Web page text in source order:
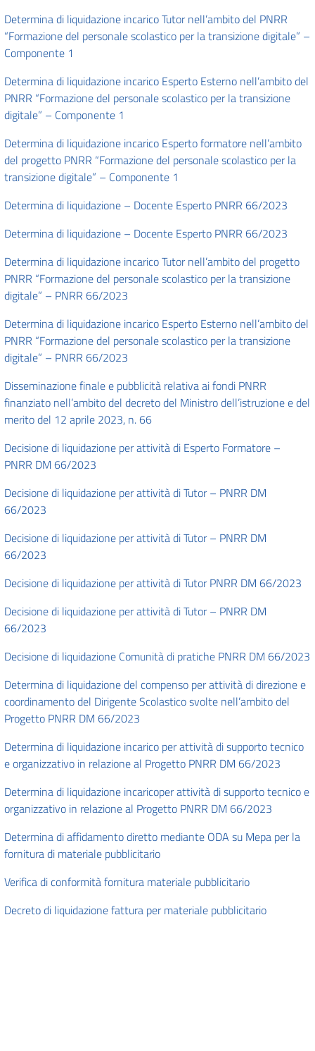
Determina di liquidazione incarico Tutor nell’ambito del PNRR
“Formazione del personale scolastico per la transizione digitale” –
Componente 1
Determina di liquidazione incarico Esperto Esterno nell’ambito del
PNRR “Formazione del personale scolastico per la transizione
digitale” – Componente 1
Determina di liquidazione incarico Esperto formatore nell’ambito
del progetto PNRR “Formazione del personale scolastico per la
transizione digitale” – Componente 1
Determina di liquidazione – Docente Esperto PNRR 66/2023
Determina di liquidazione – Docente Esperto PNRR 66/2023
Determina di liquidazione incarico Tutor nell’ambito del progetto
PNRR “Formazione del personale scolastico per la transizione
digitale” – PNRR 66/2023
Determina di liquidazione incarico Esperto Esterno nell’ambito del
PNRR “Formazione del personale scolastico per la transizione
digitale” – PNRR 66/2023
Disseminazione finale e pubblicità relativa ai fondi PNRR
finanziato nell’ambito del decreto del Ministro dell’istruzione e del
merito del 12 aprile 2023, n. 66
Decisione di liquidazione per attività di Esperto Formatore –
PNRR DM 66/2023
Decisione di liquidazione per attività di Tutor – PNRR DM
66/2023
Decisione di liquidazione per attività di Tutor – PNRR DM
66/2023
Decisione di liquidazione per attività di Tutor PNRR DM 66/2023
Decisione di liquidazione per attività di Tutor – PNRR DM
66/2023
Decisione di liquidazione Comunità di pratiche PNRR DM 66/2023
Determina di liquidazione del compenso per attività di direzione e
coordinamento del Dirigente Scolastico svolte nell’ambito del
Progetto PNRR DM 66/2023
Determina di liquidazione incarico per attività di supporto tecnico
e organizzativo in relazione al Progetto PNRR DM 66/2023
Determina di liquidazione incaricoper attività di supporto tecnico e
organizzativo in relazione al Progetto PNRR DM 66/2023
Determina di affidamento diretto mediante ODA su Mepa per la
fornitura di materiale pubblicitario
Verifica di conformità fornitura materiale pubblicitario
Decreto di liquidazione fattura per materiale pubblicitario